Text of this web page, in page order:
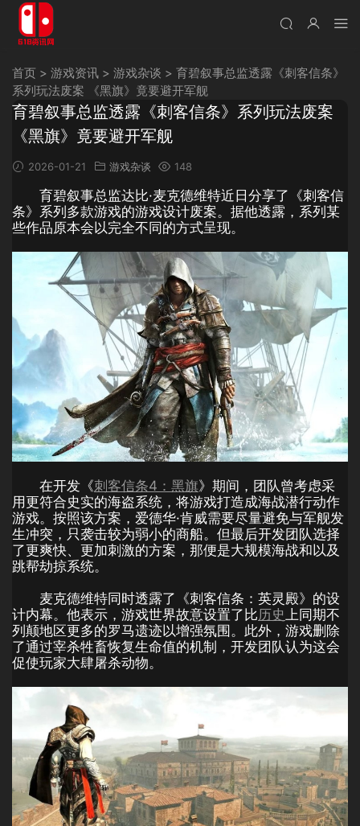
首页 > 游戏资讯 > 游戏杂谈 > 育碧叙事总监透露《刺客信条》
系列玩法废案 《黑旗》竟要避开军舰
育碧叙事总监透露《刺客信条》系列玩法废案
《黑旗》竟要避开军舰
2026-01-21 游戏杂谈 148
育碧叙事总监达比·麦克德维特近日分享了《刺客信
条》系列多款游戏的游戏设计废案。据他透露，系列某
些作品原本会以完全不同的方式呈现。
在开发《刺客信条4：黑旗》期间，团队曾考虑采
用更符合史实的海盗系统，将游戏打造成海战潜行动作
游戏。按照该方案，爱德华·肯威需要尽量避免与军舰发
生冲突，只袭击较为弱小的商船。但最后开发团队选择
了更爽快、更加刺激的方案，那便是大规模海战和以及
跳帮劫掠系统。
麦克德维特同时透露了《刺客信条：英灵殿》的设
计内幕。他表示，游戏世界故意设置了比历史上同期不
列颠地区更多的罗马遗迹以增强氛围。此外，游戏删除
了通过宰杀牲畜恢复生命值的机制，开发团队认为这会
促使玩家大肆屠杀动物。